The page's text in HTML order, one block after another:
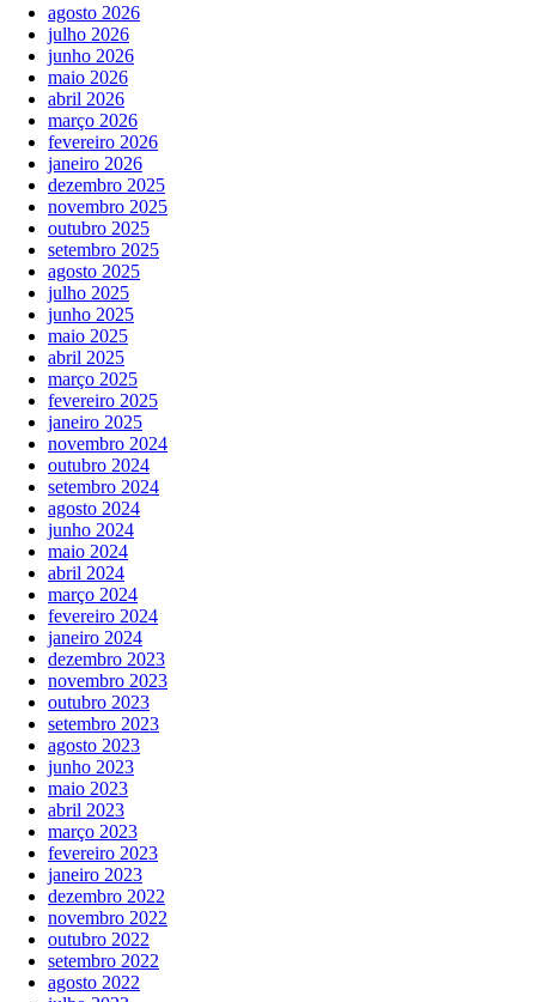
agosto 2026
julho 2026
junho 2026
maio 2026
abril 2026
março 2026
fevereiro 2026
janeiro 2026
dezembro 2025
novembro 2025
outubro 2025
setembro 2025
agosto 2025
julho 2025
junho 2025
maio 2025
abril 2025
março 2025
fevereiro 2025
janeiro 2025
novembro 2024
outubro 2024
setembro 2024
agosto 2024
junho 2024
maio 2024
abril 2024
março 2024
fevereiro 2024
janeiro 2024
dezembro 2023
novembro 2023
outubro 2023
setembro 2023
agosto 2023
junho 2023
maio 2023
abril 2023
março 2023
fevereiro 2023
janeiro 2023
dezembro 2022
novembro 2022
outubro 2022
setembro 2022
agosto 2022